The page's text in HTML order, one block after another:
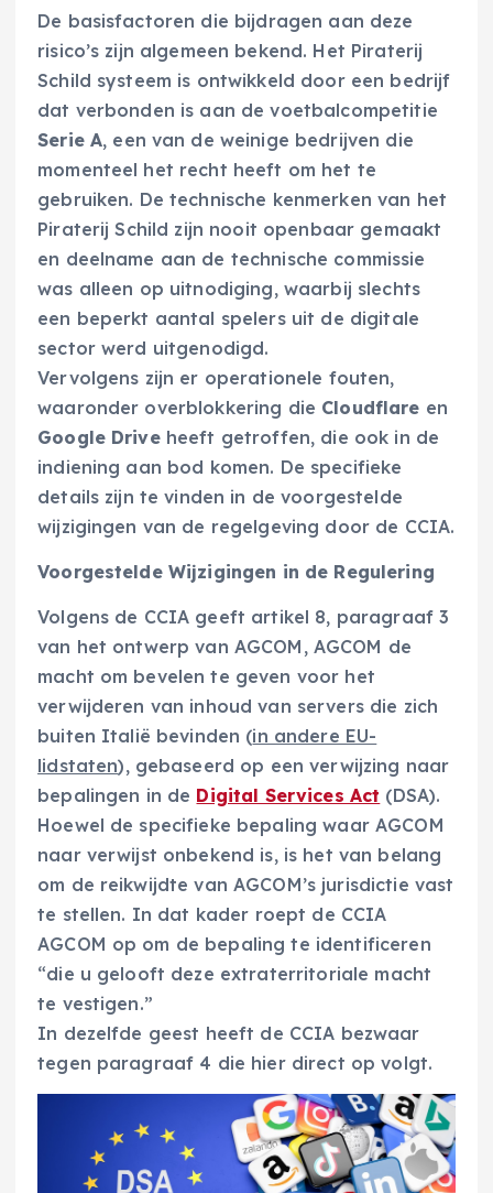
De basisfactoren die bijdragen aan deze
risico’s zijn algemeen bekend. Het Piraterij
Schild systeem is ontwikkeld door een bedrijf
dat verbonden is aan de voetbalcompetitie
Serie A, een van de weinige bedrijven die
momenteel het recht heeft om het te
gebruiken. De technische kenmerken van het
Piraterij Schild zijn nooit openbaar gemaakt
en deelname aan de technische commissie
was alleen op uitnodiging, waarbij slechts
een beperkt aantal spelers uit de digitale
sector werd uitgenodigd.
Vervolgens zijn er operationele fouten,
waaronder overblokkering die Cloudflare en
Google Driveheeft getroffen, die ook in de
indiening aan bod komen. De specifieke
details zijn te vinden in de voorgestelde
wijzigingen van de regelgeving door de CCIA.
Voorgestelde Wijzigingen in de Regulering
Volgens de CCIA geeft artikel 8, paragraaf 3
van het ontwerp van AGCOM, AGCOM de
macht om bevelen te geven voor het
verwijderen van inhoud van servers die zich
buiten Italië bevinden (in andere EU-
lidstaten), gebaseerd op een verwijzing naar
bepalingen in de Digital Services Act (DSA).
Hoewel de specifieke bepaling waar AGCOM
naar verwijst onbekend is, is het van belang
om de reikwijdte van AGCOM’s jurisdictie vast
te stellen. In dat kader roept de CCIA
AGCOM op om de bepaling te identificeren
“die u gelooft deze extraterritoriale macht
te vestigen.”
In dezelfde geest heeft de CCIA bezwaar
tegen paragraaf 4 die hier direct op volgt.